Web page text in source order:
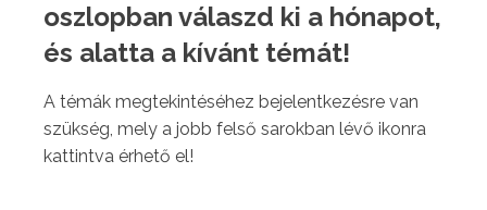
oszlopban válaszd ki a hónapot,
és alatta a kívánt témát!
A témák megtekintéséhez bejelentkezésre van
szükség, mely a jobb felső sarokban lévő ikonra
kattintva érhető el!